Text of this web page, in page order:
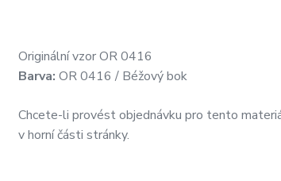
Originální vzor OR 0416
Barva: OR 0416 / Béžový bok
Chcete-li provést objednávku pro tento
v horní části stránky.